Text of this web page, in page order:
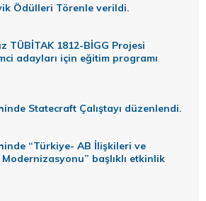
Ödülleri Törenle verildi.
TÜBİTAK 1812-BİGG Projesi
adayları için eğitim programı
Statecraft Çalıştayı düzenlendi.
“Türkiye- AB İlişkileri ve
başlıklı etkinlik